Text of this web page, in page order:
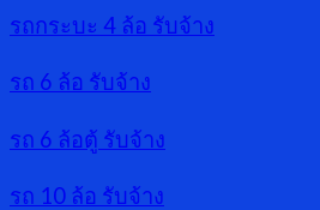
รถกระบะ 4 ล้อ รับจ้าง
รถ 6 ล้อ รับจ้าง
รถ 6 ล้อตู้ รับจ้าง
รถ 10 ล้อ รับจ้าง